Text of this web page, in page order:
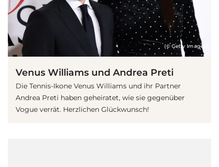
(© Getty Images)
Venus Williams und Andrea Preti
Die Tennis-Ikone Venus Williams und ihr Partner
Andrea Preti haben geheiratet, wie sie gegenüber
Vogue verrät. Herzlichen Glückwunsch!